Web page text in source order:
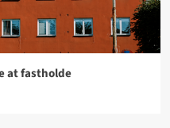
at fastholde